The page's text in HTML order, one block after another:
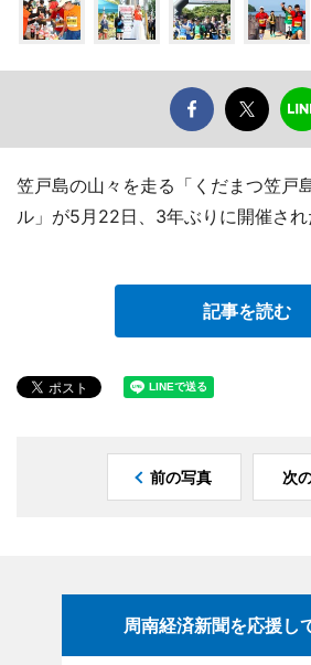
笠戸島の山々を走る「くだまつ笠戸
ル」が5月22日、3年ぶりに開催され
記事を読む
前の写真 次
周南経済新聞を応援し